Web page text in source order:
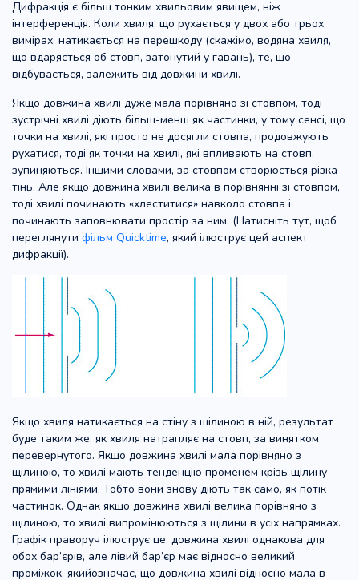
Дифракція є більш тонким хвильовим явищем, ніж
інтерференція. Коли хвиля, що рухається у двох або трьох
вимірах, натикається на перешкоду (скажімо, водяна хвиля,
що вдаряється об стовп, затонутий у гавань), те, що
відбувається, залежить від довжини хвилі.
Якщо довжина хвилі дуже мала порівняно зі стовпом, тоді
зустрічні хвилі діють більш-менш як частинки, у тому сенсі, що
точки на хвилі, які просто не досягли стовпа, продовжують
рухатися, тоді як точки на хвилі, які впливають на стовп,
зупиняються. Іншими словами, за стовпом створюється різка
тінь. Але якщо довжина хвилі велика в порівнянні зі стовпом,
тоді хвилі починають «хлеститися» навколо стовпа і
починають заповнювати простір за ним. (Натисніть тут, щоб
переглянути фільм Quicktime, який ілюструє цей аспект
дифракції).
Якщо хвиля натикається на стіну з щілиною в ній, результат
буде таким же, як хвиля натрапляє на стовп, за винятком
перевернутого. Якщо довжина хвилі мала порівняно з
щілиною, то хвилі мають тенденцію променем крізь щілину
прямими лініями. Тобто вони знову діють так само, як потік
частинок. Однак якщо довжина хвилі велика порівняно з
щілиною, то хвилі випромінюються з щілини в усіх напрямках.
Графік праворуч ілюструє це: довжина хвилі однакова для
обох бар’єрів, але лівий бар’єр має відносно великий
проміжок, якийозначає, що довжина хвилі відносно мала в